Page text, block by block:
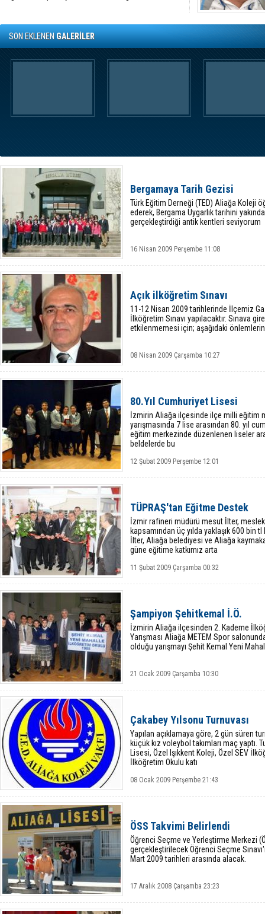
SON EKLENENGALERİLER
Bergamaya Tarih Gezisi
Türk Eğitim Derneği (TED) Aliağa Koleji
ederek, Bergama Uygarlık tarihini
gerçekleştirdiği antik kentleri seviyorum
16 Nisan 2009 Perşembe 11:08
Açık ilköğretim Sınavı
11-12 Nisan 2009 tarihlerinde İlçemiz
İlköğretim Sınavı yapılacaktır. Sınava
etkilenmemesi için; aşağıdaki
08 Nisan 2009 Çarşamba 10:27
80.Yıl Cumhuriyet Lisesi
İzmirin Aliağa ilçesinde ilçe milli eğitim
yarışmasında 7 lise arasından 80. yıl
eğitim merkezinde düzenlenen liseler
beldelerde bu
12 Şubat 2009 Perşembe 12:01
TÜPRAŞ'tan Eğitme Destek
İzmir rafineri müdürü mesut İlter,
kapsamından üç yılda yaklaşık 600 bin
İlter, Aliağa belediyesi ve Aliağa
güne eğitime katkımız arta
11 Şubat 2009 Çarşamba 00:32
Şampiyon Şehitkemal İ.Ö.
İzmirin Aliağa ilçesinden 2. Kademe
Yarışması Aliağa METEM Spor
olduğu yarışmayı Şehit Kemal Yeni
21 Ocak 2009 Çarşamba 10:30
Çakabey Yılsonu Turnuvası
Yapılan açıklamaya göre, 2 gün süren
küçük kız voleybol takımları maç yaptı.
Lisesi, Özel Işıkkent Koleji, Özel SEV
İlköğretim Okulu katı
08 Ocak 2009 Perşembe 21:43
ÖSS Takvimi Belirlendi
Öğrenci Seçme ve Yerleştirme Merkezi
gerçekleştirilecek Öğrenci Seçme
Mart 2009 tarihleri arasında alacak.
17 Aralık 2008 Çarşamba 23:23